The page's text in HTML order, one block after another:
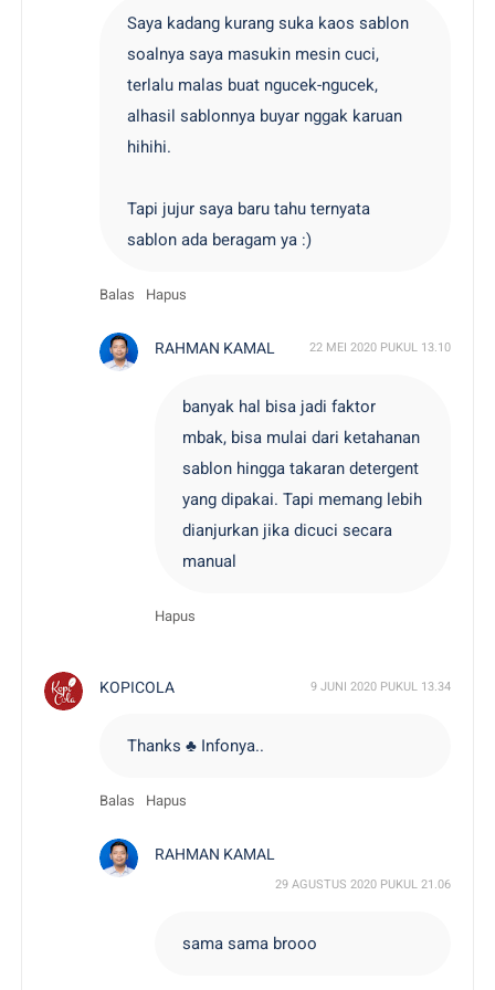
Saya kadang kurang suka kaos sablon
soalnya saya masukin mesin cuci,
terlalu malas buat ngucek-ngucek,
alhasil sablonnya buyar nggak karuan
hihihi.
Tapi jujur saya baru tahu ternyata
sablon ada beragam ya :)
Balas Hapus
RAHMAN KAMAL 22 MEI 2020 PUKUL 13.10
banyak hal bisa jadi faktor
mbak, bisa mulai dari ketahanan
sablon hingga takaran detergent
yang dipakai. Tapi memang lebih
dianjurkan jika dicuci secara
manual
Hapus
KOPICOLA 9 JUNI 2020 PUKUL 13.34
Thanks♣ Infonya..
Balas Hapus
RAHMAN KAMAL
29 AGUSTUS 2020 PUKUL 21.06
sama sama brooo